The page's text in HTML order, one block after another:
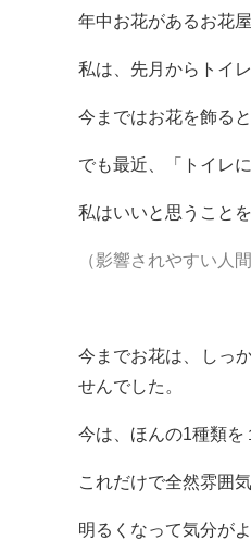
年中お花があるお花
私は、先月からトイ
今まではお花を飾る
でも最近、「トイレ
私はいいと思うこと
（影響されやすい人間
今までお花は、しっ
せんでした。
今は、ほんの1種類を
これだけで全然雰囲
明るくなって気分が